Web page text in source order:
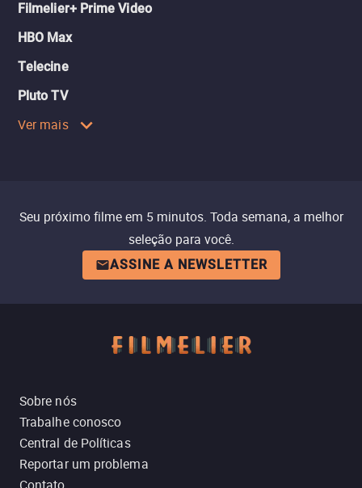
Filmelier+ Prime Video
HBO Max
Telecine
Pluto TV
Ver mais
Seu próximo filme em 5 minutos. Toda semana, a melhor
seleção para você.
ASSINE A NEWSLETTER
Sobre nós
Trabalhe conosco
Central de Políticas
Reportar um problema